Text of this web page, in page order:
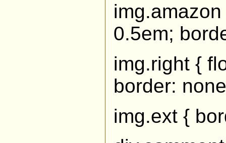
0.5em;
img.right {
border:
img.ext {